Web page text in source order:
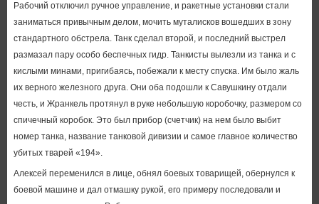
Рабочий отключил ручное управление, и ракетные установки стали
заниматься привычным делом, мочить муталисков вошедших в зону
стандартного обстрела. Танк сделал второй, и последний выстрел
размазал пару особо беспечных гидр. Танкисты вылезли из танка и с
кислыми минами, пригибаясь, побежали к месту спуска. Им было жаль
их верного железного друга. Они оба подошли к Савушкину отдали
честь, и Жранкель протянул в руке небольшую коробочку, размером со
спичечный коробок. Это был прибор (счетчик) на нем было выбит
номер танка, название танковой дивизии и самое главное количество
убитых тварей «194».
Алексей переменился в лице, обнял боевых товарищей, обернулся к
боевой машине и дал отмашку рукой, его примеру последовали и